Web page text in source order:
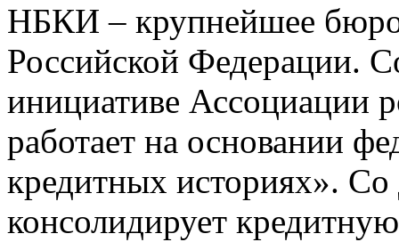
НБКИ – крупнейшее
Российской Федерации.
инициативе Ассоциации
работает на основании
кредитных историях».
консолидирует